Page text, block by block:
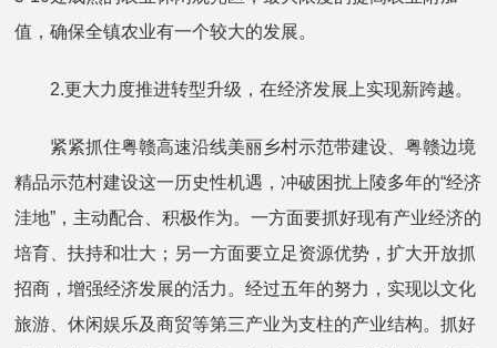
值，确保全镇农业有一个较大的发展。
2.更大力度推进转型升级，在经济发展上实现新跨越。
紧紧抓住粤赣高速沿线美丽乡村示范带建设、粤赣边境
精品示范村建设这一历史性机遇，冲破困扰上陵多年的“经济
洼地”，主动配合、积极作为。一方面要抓好现有产业经济的
培育、扶持和壮大；另一方面要立足资源优势，扩大开放抓
招商，增强经济发展的活力。经过五年的努力，实现以文化
旅游、休闲娱乐及商贸等第三产业为支柱的产业结构。抓好